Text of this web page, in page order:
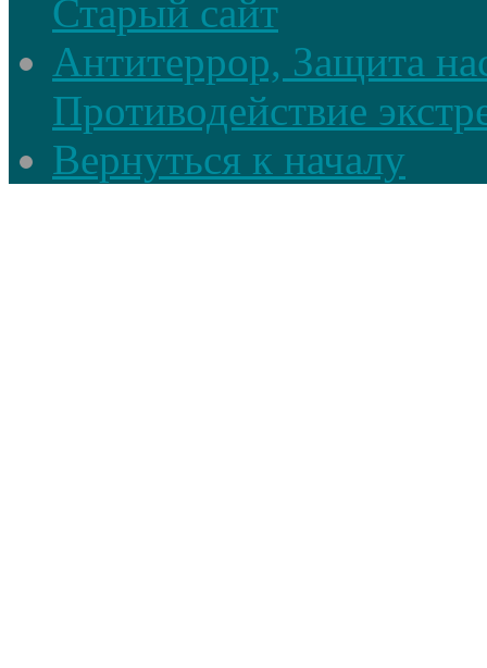
Старый сайт
Антитеррор, Защита
Противодействие
Вернуться к началу